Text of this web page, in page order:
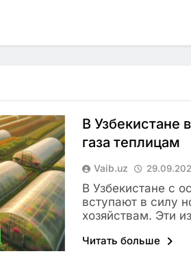
В Узбекистане
газа теплицам
Vaib.uz
В Узбекистане с
вступают в силу
хозяйствам. Эти
Читать больше